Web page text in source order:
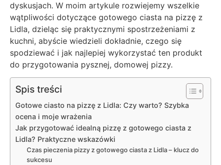
dyskusjach. W moim artykule rozwiejemy wszelkie
wątpliwości dotyczące gotowego ciasta na pizzę z
Lidla, dzieląc się praktycznymi spostrzeżeniami z
kuchni, abyście wiedzieli dokładnie, czego się
spodziewać i jak najlepiej wykorzystać ten produkt
do przygotowania pysznej, domowej pizzy.
Spis treści
Gotowe ciasto na pizzę z Lidla: Czy warto? Szybka
ocena i moje wrażenia
Jak przygotować idealną pizzę z gotowego ciasta z
Lidla? Praktyczne wskazówki
Czas pieczenia pizzy z gotowego ciasta z Lidla – klucz do
sukcesu